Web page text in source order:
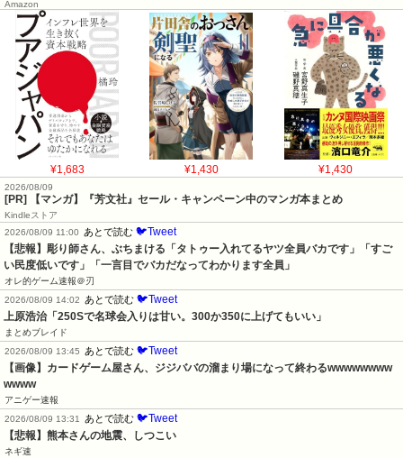
Amazon
¥1,683 ¥1,430 ¥1,430
2026/08/09
[PR] 【マンガ】『芳文社』セール・キャンペーン中のマンガ本まとめ
Kindleストア
2026/08/09 11:00
あとで読む 🐦Tweet
【悲報】彫り師さん、ぶちまける「タトゥー入れてるヤツ全員バカです」「すご
い民度低いです」「一言目でバカだなってわかります全員」
オレ的ゲーム速報＠刃
2026/08/09 14:02
あとで読む 🐦Tweet
上原浩治「250Sで名球会入りは甘い。300か350に上げてもいい」
まとめブレイド
2026/08/09 13:45
あとで読む 🐦Tweet
【画像】カードゲーム屋さん、ジジババの溜まり場になって終わるwwwwwwww
wwww
アニゲー速報
2026/08/09 13:31
あとで読む 🐦Tweet
【悲報】熊本さんの地震、しつこい
ネギ速